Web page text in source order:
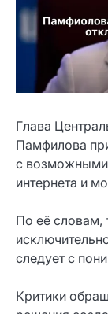
Глава
Памфилова
с
интернета и
По её словам,
следует с
Критики